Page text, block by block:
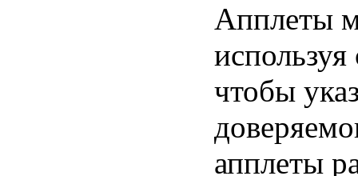
Апплеты
используя
чтобы
апплеты